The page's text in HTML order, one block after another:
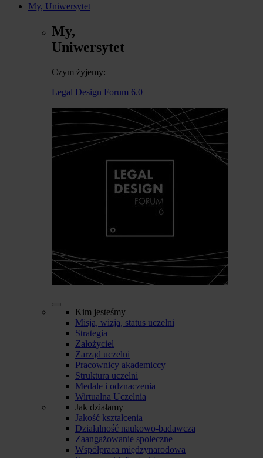
My, Uniwersytet
My,
Uniwersytet
Czym żyjemy:
Legal Design Forum 6.0
Kim jesteśmy
Misja, wizja, status uczelni
Strategia
Założyciel
Zarząd uczelni
Pracownicy akademiccy
Struktura uczelni
Medale i odznaczenia
Wirtualna Uczelnia
Jak działamy
Jakość kształcenia
Działalność naukowo-badawcza
Zaangażowanie społeczne
Współpraca międzynarodowa